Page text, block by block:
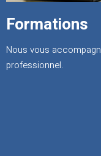
Formations
Nous vous
professionnel.